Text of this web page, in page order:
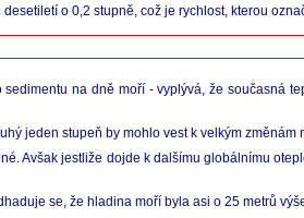
o 0,2 stupně, což je rychlost, kterou
na dně moří - vyplývá, že současná
jeden stupeň by mohlo vest k velkým změnám
Avšak jestliže dojde k dalšímu globálnímu
se, že hladina moří byla asi o 25 metrů